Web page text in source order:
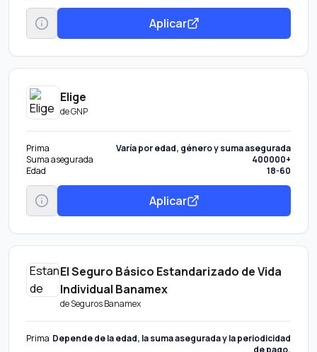
Aplicar
Elige
deGNP
Prima
Varía por edad, género y suma asegurada
Suma asegurada
400000+
Edad
18-60
Aplicar
El Seguro Básico Estandarizado de Vida
Individual Banamex
deSeguros Banamex
Prima Depende de la edad, la suma asegurada y la periodicidad
de pago.